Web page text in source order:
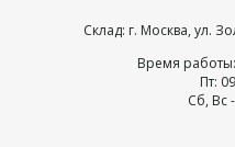
Склад: г. Москва, ул.
Время
Пт:
Сб, Вс